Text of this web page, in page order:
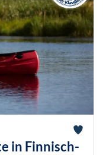
in Finnisch-